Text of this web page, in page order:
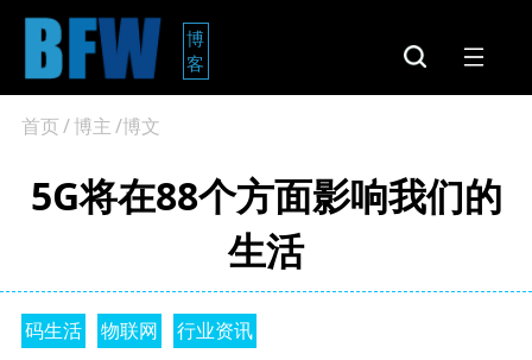
博
客
首页/博主/博文
5G将在88个方面影响我们的
生活
码生活 物联网 行业资讯